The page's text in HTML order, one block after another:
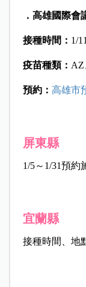
．高雄國際會
接種時間： 1/
疫苗種類： AZ
預約： 高雄市
屏東縣
1/5～1/31預約
宜蘭縣
接種時間、地